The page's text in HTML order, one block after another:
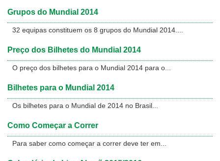
Grupos do Mundial 2014
32 equipas constituem os 8 grupos do Mundial 2014....
Preço dos Bilhetes do Mundial 2014
O preço dos bilhetes para o Mundial 2014 para o...
Bilhetes para o Mundial 2014
Os bilhetes para o Mundial de 2014 no Brasil...
Como Começar a Correr
Para saber como começar a correr deve ter em...